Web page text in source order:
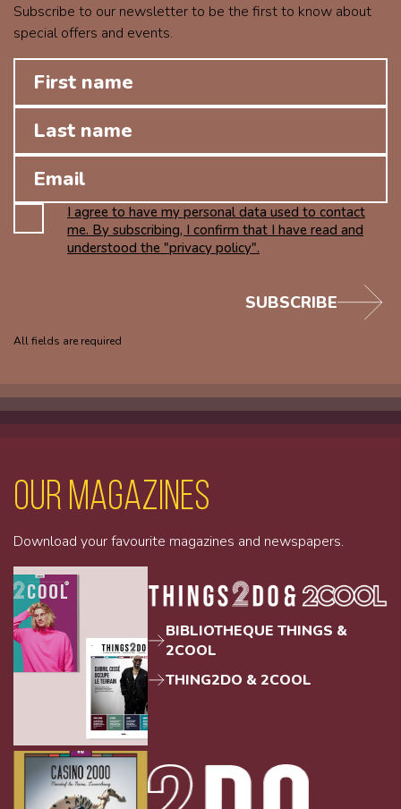
Subscribe to our newsletter to be the first to know about
special offers and events.
I agree to have my personal data used to contact
me. By subscribing, I confirm that I have read and
understood the "privacy policy".
All fields are required
SUBSCRIBE
Our magazines
Download your favourite magazines and newspapers.
BIBLIOTHEQUE THINGS &
2COOL
THING2DO & 2COOL